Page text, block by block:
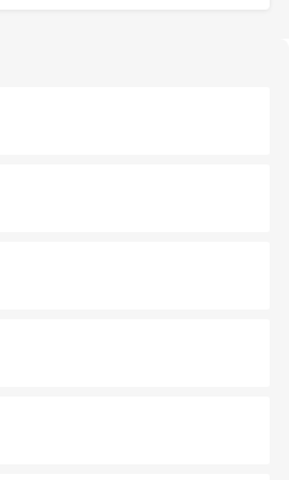
の風情を楽しめる外せないスポット